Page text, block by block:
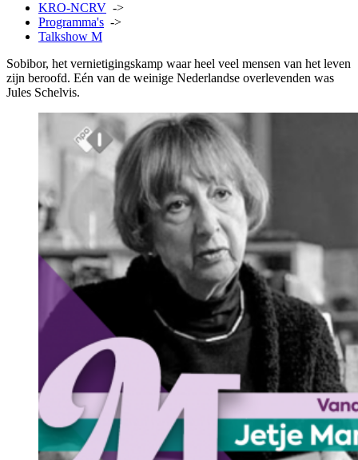
KRO-NCRV ->
Programma's ->
Talkshow M
Sobibor, het vernietigingskamp waar heel veel mensen van het leven
zijn beroofd. Eén van de weinige Nederlandse overlevenden was
Jules Schelvis.